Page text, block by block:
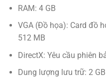
RAM: 4 GB
VGA (Đồ họa): Card đồ
512 MB
DirectX: Yêu cầu phiên
Dung lượng lưu trữ: 2